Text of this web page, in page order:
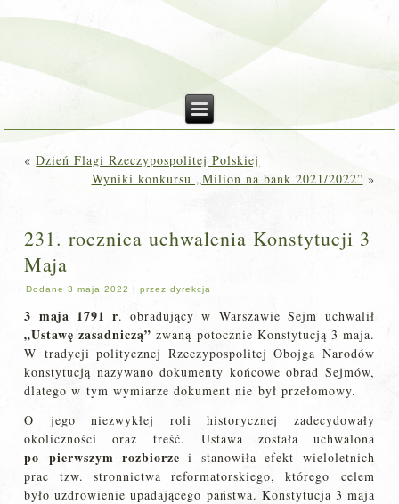
«Dzień Flagi Rzeczypospolitej Polskiej
Wyniki konkursu „Milion na bank 2021/2022” »
231. rocznica uchwalenia Konstytucji 3
Maja
Dodane 3 maja 2022 |przez dyrekcja
3 maja 1791 r. obradujący w Warszawie Sejm uchwalił
„Ustawę zasadniczą” zwaną potocznie Konstytucją 3 maja.
W tradycji politycznej Rzeczypospolitej Obojga Narodów
konstytucją nazywano dokumenty końcowe obrad Sejmów,
dlatego w tym wymiarze dokument nie był przełomowy.
O jego niezwykłej roli historycznej zadecydowały
okoliczności oraz treść. Ustawa została uchwalona
po pierwszym rozbiorze i stanowiła efekt wieloletnich
prac tzw. stronnictwa reformatorskiego, którego celem
było uzdrowienie upadającego państwa. Konstytucja 3 maja